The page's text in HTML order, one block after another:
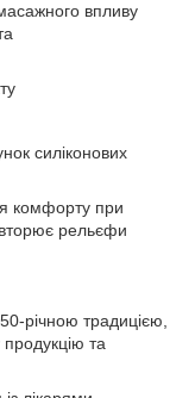
впливу
силіконових
комфорту при
рельєфи
річною традицією,
та